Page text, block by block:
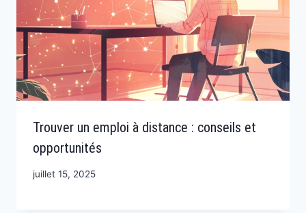
Trouver un emploi à distance : conseils et
opportunités
juillet 15, 2025